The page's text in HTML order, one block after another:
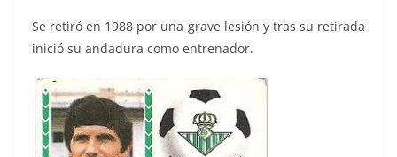
Se retiró en 1988 por una grave lesión y tras su retirada
inició su andadura como entrenador.